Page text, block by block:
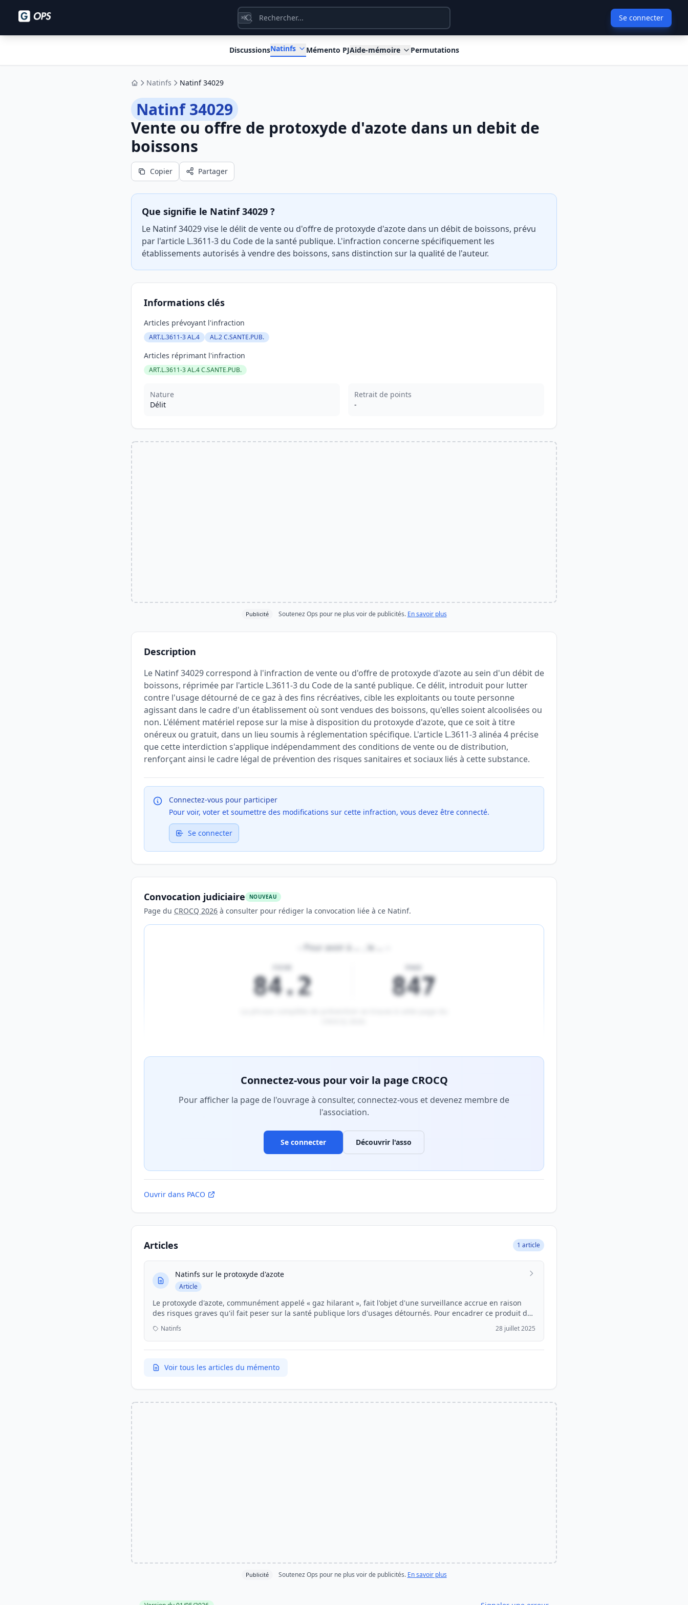
⌘K Se connecter
DiscussionsNatinfs Mémento PJAide-mémoire Permutations
AccueilNatinfs Natinf 34029
Natinf 34029
Vente ou offre de protoxyde d'azote dans un debit de
boissons
Copier Partager
Que signifie le Natinf 34029 ?
Le Natinf 34029 vise le délit de vente ou d'offre de protoxyde d'azote dans un débit de boissons, prévu
par l'article L.3611-3 du Code de la santé publique. L'infraction concerne spécifiquement les
établissements autorisés à vendre des boissons, sans distinction sur la qualité de l'auteur.
Informations clés
Articles prévoyant l'infraction
ART.L.3611-3 AL.4 AL.2 C.SANTE.PUB.
Articles réprimant l'infraction
ART.L.3611-3 AL.4 C.SANTE.PUB.
Nature
Délit
Retrait de points
-
Publicité Soutenez Ops pour ne plus voir de publicités. En savoir plus
Description
Le Natinf 34029 correspond à l'infraction de vente ou d'offre de protoxyde d'azote au sein d'un débit de
boissons, réprimée par l'article L.3611-3 du Code de la santé publique. Ce délit, introduit pour lutter
contre l'usage détourné de ce gaz à des fins récréatives, cible les exploitants ou toute personne
agissant dans le cadre d'un établissement où sont vendues des boissons, qu'elles soient alcoolisées ou
non. L'élément matériel repose sur la mise à disposition du protoxyde d'azote, que ce soit à titre
onéreux ou gratuit, dans un lieu soumis à réglementation spécifique. L'article L.3611-3 alinéa 4 précise
que cette interdiction s'applique indépendamment des conditions de vente ou de distribution,
renforçant ainsi le cadre légal de prévention des risques sanitaires et sociaux liés à cette substance.
Connectez-vous pour participer
Pour voir, voter et soumettre des modifications sur cette infraction, vous devez être connecté.
Se connecter
Convocation judiciaire NOUVEAU
Page du CROCQ 2026 à consulter pour rédiger la convocation liée à ce Natinf.
Pour avoir à , le
84.2 847
Connectez-vous pour voir la page CROCQ
Pour afficher la page de l'ouvrage à consulter, connectez-vous et devenez membre de
l'association.
Se connecter Découvrir l'asso
Ouvrir dans PACO
Articles 1 article
Natinfs sur le protoxyde d'azote
Article
Le protoxyde d'azote, communément appelé « gaz hilarant », fait l'objet d'une surveillance accrue en raison
des risques graves qu'il fait peser sur la santé publique lors d'usages détournés. Pour encadrer ce produit de
consommation courante, l...
Natinfs 28 juillet 2025
Voir tous les articles du mémento
Publicité Soutenez Ops pour ne plus voir de publicités. En savoir plus